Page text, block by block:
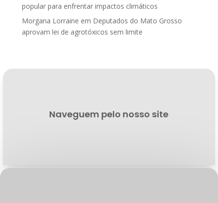
popular para enfrentar impactos climáticos
Morgana Lorraine em Deputados do Mato Grosso
aprovam lei de agrotóxicos sem limite
Naveguem pelo nosso site